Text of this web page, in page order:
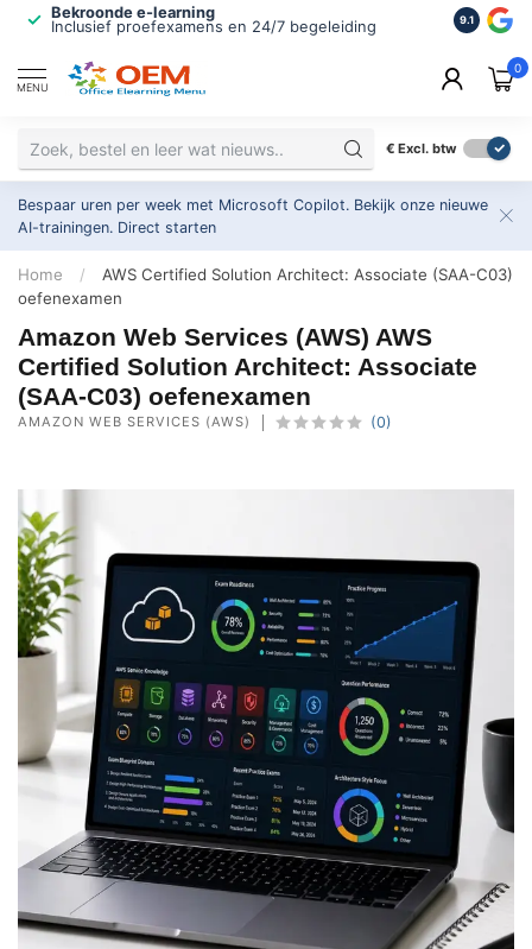
Bekroonde e-learning
Inclusief proefexamens en 24/7 begeleiding
ISO
2.500+
9.1
MENU
0
€ Excl. btw
Bespaar uren per week met Microsoft Copilot. Bekijk onze nieuwe
AI-trainingen. Direct starten
Home /
AWS Certified Solution Architect: Associate (SAA-C03)
oefenexamen
Amazon Web Services (AWS) AWS
Certified Solution Architect: Associate
(SAA-C03) oefenexamen
AMAZON WEB SERVICES (AWS) (0)